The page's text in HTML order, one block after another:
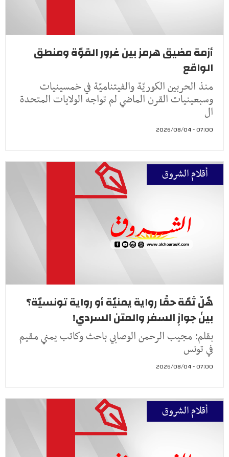
أزمة مضيق هرمز بين غرور القوّة ومنطق
الواقع
منذ الحربين الكوريّة والفيتناميّة في خمسينيات
وسبعينيات القرن الماضي لم تواجه الولايات المتحدة
ال
07:00 - 2026/08/04
أقلام الشروق
هّلْ ثمّة حقًا رواية يمنيّة أو رواية تونسيّة؟
بينَ جوازِ السفر والمتن السردي!
بقلم: مجيب الرحمن الوصابي باحث وكاتب يمني مقيم
في تونس
07:00 - 2026/08/04
أقلام الشروق